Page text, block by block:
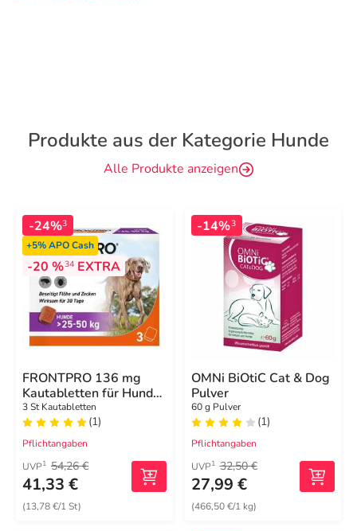
Produkte aus der Kategorie Hunde
Alle Produkte anzeigen
-24%3
+5%APO Cash
-20 %34EXTRA
FRONTPRO 136 mg
Kautabletten für Hunde
25 - 50 kg
3 St Kautabletten
(1)
Pflichtangaben
UVP1 54,26 €
41,33 €
(13,78 €/1 St)
-14%3
OMNi BiOtiC Cat & Dog
Pulver
60 g Pulver
(1)
Pflichtangaben
UVP1 32,50 €
27,99 €
(466,50 €/1 kg)